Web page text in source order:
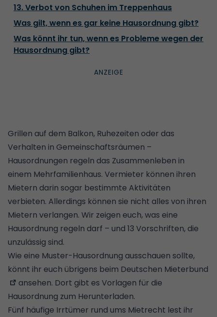
13. Verbot von Schuhen im Treppenhaus
Was gilt, wenn es gar keine Hausordnung gibt?
Was könnt ihr tun, wenn es Probleme wegen der
Hausordnung gibt?
Grillen auf dem Balkon, Ruhezeiten oder das
Verhalten in Gemeinschaftsräumen –
Hausordnungen regeln das Zusammenleben in
einem Mehrfamilienhaus. Vermieter können ihren
Mietern darin sogar bestimmte Aktivitäten
verbieten. Allerdings können sie nicht alles von ihren
Mietern verlangen. Wir zeigen euch, was eine
Hausordnung regeln darf – und 13 Vorschriften, die
unzulässig sind.
Wie eine Muster-Hausordnung ausschauen sollte,
könnt ihr euch übrigens beim Deutschen Mieterbund
ansehen. Dort gibt es Vorlagen für die
Hausordnung zum Herunterladen.
Fünf häufige Irrtümer rund ums Mietrecht lest ihr